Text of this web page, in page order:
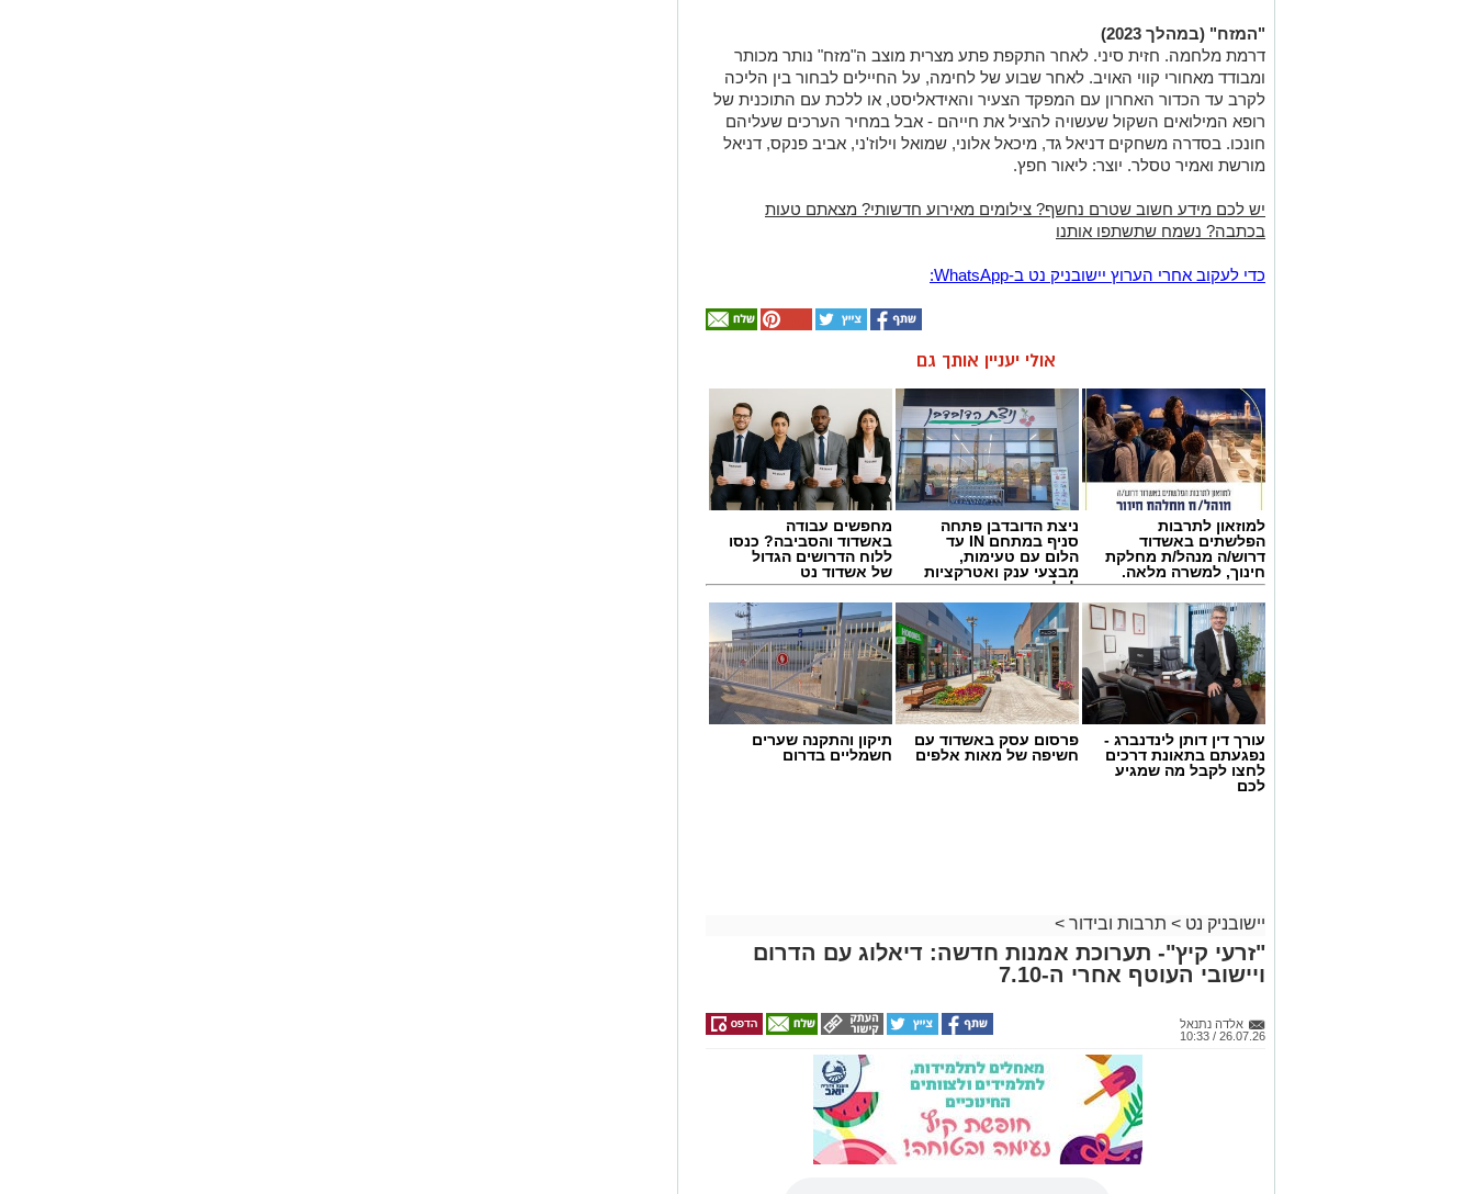
"המזח" (במהלך 2023)
דרמת מלחמה. חזית סיני. לאחר התקפת פתע מצרית מוצב ה"מזח" נותר מכותר
ומבודד מאחורי קווי האויב. לאחר שבוע של לחימה, על החיילים לבחור בין הליכה
לקרב עד הכדור האחרון עם המפקד הצעיר והאידאליסט, או ללכת עם התוכנית של
רופא המילואים השקול שעשויה להציל את חייהם - אבל במחיר הערכים שעליהם
חונכו. בסדרה משחקים דניאל גד, מיכאל אלוני, שמואל וילוז'ני, אביב פנקס, דניאל
מורשת ואמיר טסלר. יוצר: ליאור חפץ.
יש לכם מידע חשוב שטרם נחשף? צילומים מאירוע חדשותי? מצאתם טעות
בכתבה? נשמח שתשתפו אותנו
‏כדי לעקוב אחרי הערוץ יישובניק נט ב-WhatsApp:‏‏‏
אולי יעניין אותך גם
למוזאון לתרבות
הפלשתים באשדוד
דרוש/ה מנהל/ת מחלקת
חינוך, למשרה מלאה.
ניצת הדובדבן פתחה
סניף במתחם IN עד
הלום עם טעימות,
מבצעי ענק ואטרקציות
לכל המשפחה
מחפשים עבודה
באשדוד והסביבה? כנסו
ללוח הדרושים הגדול
של אשדוד נט
עורך דין דותן לינדנברג -
נפגעתם בתאונת דרכים
לחצו לקבל מה שמגיע
לכם
פרסום עסק באשדוד עם
חשיפה של מאות אלפים
תיקון והתקנה שערים
חשמליים בדרום
יישובניק נט > תרבות ובידור >
"זרעי קיץ"- תערוכת אמנות חדשה: דיאלוג עם הדרום
ויישובי העוטף אחרי ה-7.10
אלדה נתנאל
26.07.26 / 10:33